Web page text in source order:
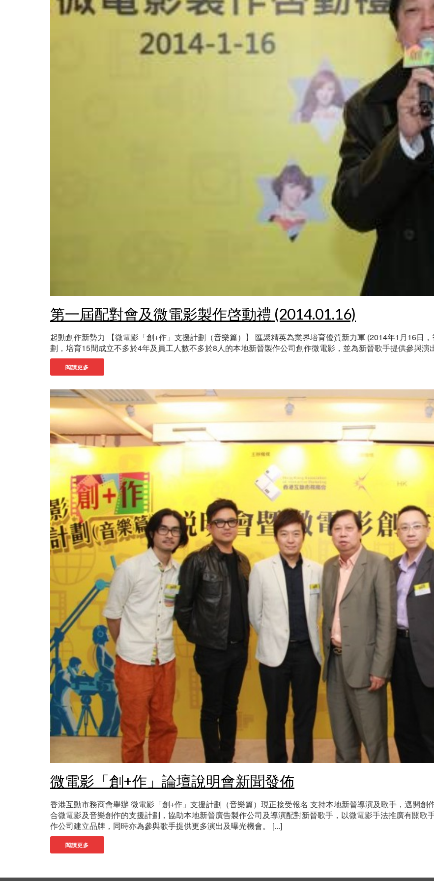
第一屆配對會及微電影製作啓動禮 (2014.01.16)
起動創作新勢力 【微電影「創+作」支援計劃（音樂篇）】 匯聚精英為業界培育優質新力軍 (2014年1月16日
劃，培育15間成立不多於4年及員工人數不多於8人的本地新晉製作公司創作微電影，並為新晉歌手提供參與演
閱讀更多
微電影「創+作」論壇說明會新聞發佈
香港互動市務商會舉辦 微電影「創+作」支援計劃（音樂篇）現正接受報名 支持本地新晉導演及歌手，邁開創
合微電影及音樂創作的支援計劃，協助本地新晉廣告製作公司及導演配對新晉歌手，以微電影手法推廣有關歌
作公司建立品牌，同時亦為參與歌手提供更多演出及曝光機會。 [...]
閱讀更多